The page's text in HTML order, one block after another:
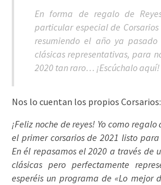
En forma de regalo de
particular especial de
resumiendo el año ya
clásicas representativas, para
2020 tan raro… ¡Escúchalo aquí!
Nos lo cuentan los propios Corsarios:
¡Feliz noche de reyes! Yo como
el primer corsarios de 2021 listo
En él repasamos el 2020 a través de
clásicas pero perfectamente
esperéis un programa de «Lo